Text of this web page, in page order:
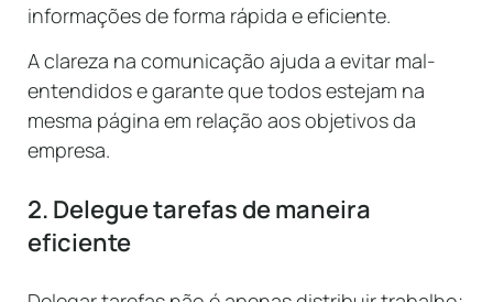
informações de forma rápida e eficiente.
A clareza na comunicação ajuda a evitar mal-
entendidos e garante que todos estejam na
mesma página em relação aos objetivos da
empresa.
2. Delegue tarefas de maneira
eficiente